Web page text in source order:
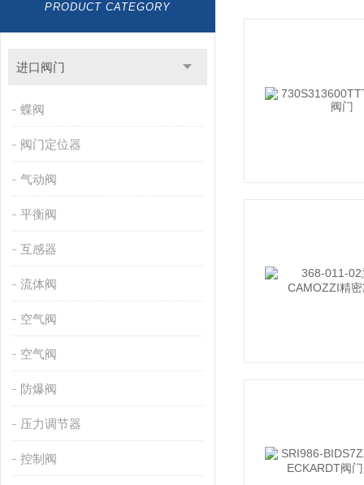
PRODUCT CATEGORY
进口阀门
蝶阀
阀门定位器
气动阀
平衡阀
互感器
流体阀
空气阀
空气阀
防爆阀
压力调节器
控制阀